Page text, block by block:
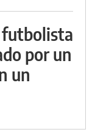
por un
un